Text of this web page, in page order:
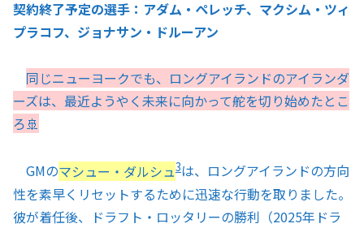
契約終了予定の選手：アダム・ペレッチ、マクシム・ツィ
プラコフ、ジョナサン・ドルーアン
同じニューヨークでも、ロングアイランドのアイランダ
ーズは、最近ようやく未来に向かって舵を切り始めたとこ
ろ🚢
GMのマシュー・ダルシュ3は、ロングアイランドの方向
性を素早くリセットするために迅速な行動を取りました。
彼が着任後、ドラフト・ロッタリーの勝利（2025年ドラ